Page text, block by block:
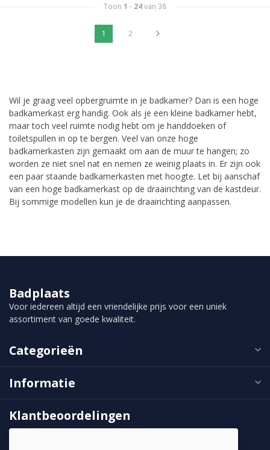
Toon 1 - 24van 38
1 2
Wil je graag veel opbergruimte in je badkamer? Dan is een hoge
badkamerkast erg handig. Ook als je een kleine badkamer hebt,
maar toch veel ruimte nodig hebt om je handdoeken of
toiletspullen in op te bergen. Veel van onze hoge
badkamerkasten zijn gemaakt om aan de muur te hangen; zo
worden ze niet snel nat en nemen ze weinig plaats in. Er zijn ook
een paar staande badkamerkasten met hoogte. Let bij aanschaf
van een hoge badkamerkast op de draairichting van de kastdeur.
Bij sommige modellen kun je de draairichting aanpassen.
Badplaats
Voor iedereen altijd een vriendelijke prijs voor een uniek
assortiment van goede kwaliteit.
Categorieën
Informatie
Klantbeoordelingen